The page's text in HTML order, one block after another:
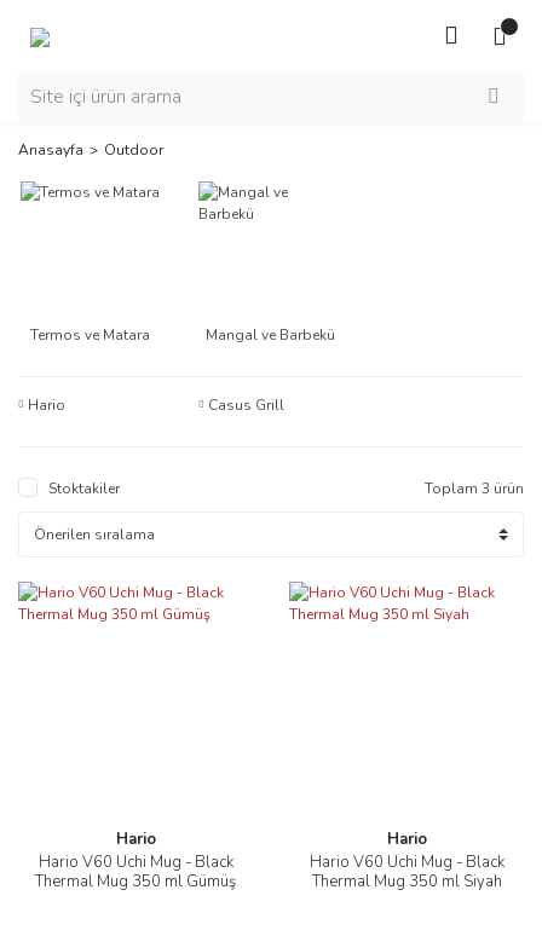
Anasayfa Outdoor
Termos ve Matara Mangal ve Barbekü
Hario Casus Grill
Stoktakiler Toplam 3 ürün
Hario
Hario V60 Uchi Mug - Black
Thermal Mug 350 ml Gümüş
Hario
Hario V60 Uchi Mug - Black
Thermal Mug 350 ml Siyah